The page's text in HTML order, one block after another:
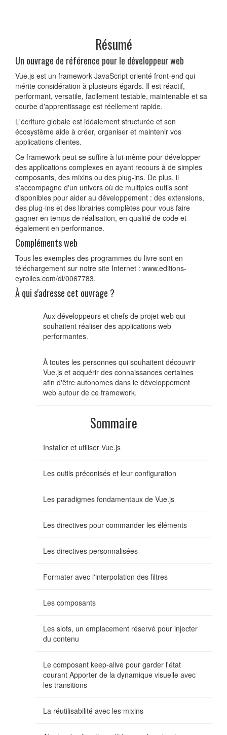
Résumé
Un ouvrage de référence pour le développeur web
Vue.js est un framework JavaScript orienté front-end qui
mérite considération à plusieurs égards. Il est réactif,
performant, versatile, facilement testable, maintenable et sa
courbe d'apprentissage est réellement rapide.
L'écriture globale est idéalement structurée et son
écosystème aide à créer, organiser et maintenir vos
applications clientes.
Ce framework peut se suffire à lui-même pour développer
des applications complexes en ayant recours à de simples
composants, des mixins ou des plug-ins. De plus, il
s'accompagne d'un univers où de multiples outils sont
disponibles pour aider au développement : des extensions,
des plug-ins et des librairies complètes pour vous faire
gagner en temps de réalisation, en qualité de code et
également en performance.
Compléments web
Tous les exemples des programmes du livre sont en
téléchargement sur notre site Internet : www.editions-
eyrolles.com/dl/0067783.
À qui s'adresse cet ouvrage ?
Aux développeurs et chefs de projet web qui
souhaitent réaliser des applications web
performantes.
À toutes les personnes qui souhaitent découvrir
Vue.js et acquérir des connaissances certaines
afin d'être autonomes dans le développement
web autour de ce framework.
Sommaire
Installer et utiliser Vue.js
Les outils préconisés et leur configuration
Les paradigmes fondamentaux de Vue.js
Les directives pour commander les éléments
Les directives personnalisées
Formater avec l'interpolation des filtres
Les composants
Les slots, un emplacement réservé pour injecter
du contenu
Le composant keep-alive pour garder l'état
courant Apporter de la dynamique visuelle avec
les transitions
La réutilisabilité avec les mixins